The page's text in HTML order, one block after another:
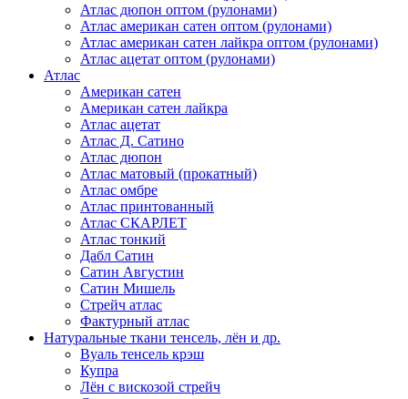
Атлас дюпон оптом (рулонами)
Атлас американ сатен оптом (рулонами)
Атлас американ сатен лайкра оптом (рулонами)
Атлас ацетат оптом (рулонами)
Атлас
Американ сатен
Американ сатен лайкра
Атлас ацетат
Атлас Д. Сатино
Атлас дюпон
Атлас матовый (прокатный)
Атлас омбре
Атлас принтованный
Атлас СКАРЛЕТ
Атлас тонкий
Дабл Сатин
Сатин Августин
Сатин Мишель
Стрейч атлас
Фактурный атлас
Натуральные ткани тенсель, лён и др.
Вуаль тенсель крэш
Купра
Лён с вискозой стрейч